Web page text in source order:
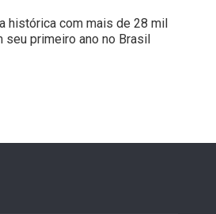
histórica com mais de 28 mil
seu primeiro ano no Brasil